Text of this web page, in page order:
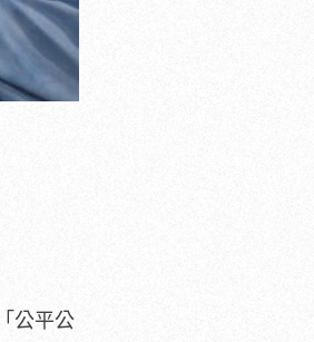
公平公